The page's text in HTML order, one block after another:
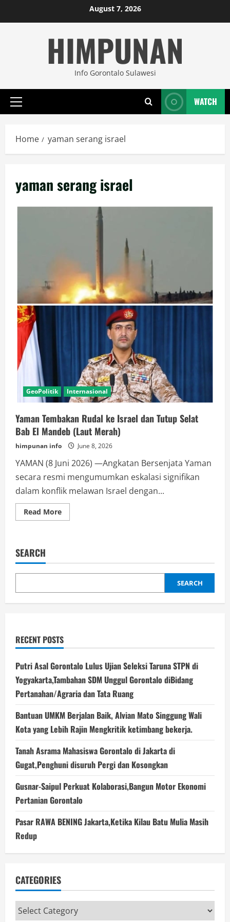
to
August 7, 2026
HIMPUNAN
Info Gorontalo Sulawesi
Primary
WATCH
Home yaman serang israel
yaman serang israel
GeoPolitik Internasional
Yaman Tembakan Rudal ke Israel dan Tutup Selat
Bab El Mandeb (Laut Merah)
himpunan info June 8, 2026
YAMAN (8 Juni 2026) —Angkatan Bersenjata Yaman
secara resmi mengumumkan eskalasi signifikan
dalam konflik melawan Israel dengan...
Read MoreRead
more
Israel
Tutup
Bab
Mandeb
SEARCH
SEARCH
RECENT POSTS
Putri Asal Gorontalo Lulus Ujian Seleksi Taruna STPN di
Yogyakarta,Tambahan SDM Unggul Gorontalo diBidang
Pertanahan/Agraria dan Tata Ruang
Bantuan UMKM Berjalan Baik, Alvian Mato Singgung Wali
Kota yang Lebih Rajin Mengkritik ketimbang bekerja.
Tanah Asrama Mahasiswa Gorontalo di Jakarta di
Gugat,Penghuni disuruh Pergi dan Kosongkan
Gusnar-Saipul Perkuat Kolaborasi,Bangun Motor Ekonomi
Pertanian Gorontalo
Pasar RAWA BENING Jakarta,Ketika Kilau Batu Mulia Masih
Redup
CATEGORIES
Categories